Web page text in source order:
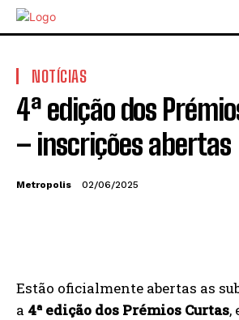
NOTÍCIAS
4ª edição dos
– inscrições abertas
Metropolis 02/06/2025
Estão oficialmente abertas as
a 4ª edição dos Prémios Curtas,